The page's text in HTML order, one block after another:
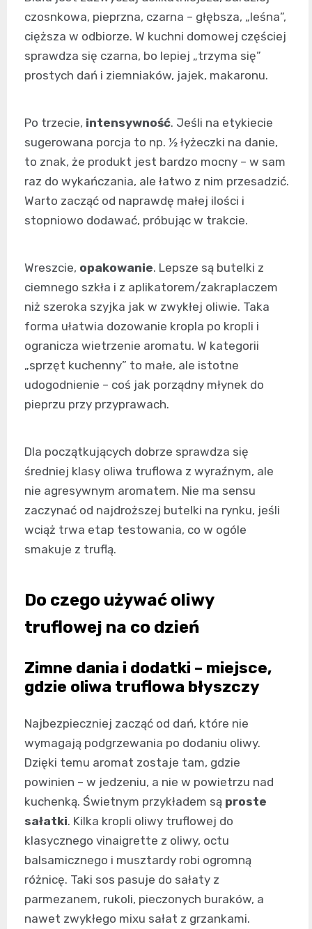
czosnkowa, pieprzna, czarna – głębsza, „leśna”,
cięższa w odbiorze. W kuchni domowej częściej
sprawdza się czarna, bo lepiej „trzyma się”
prostych dań i ziemniaków, jajek, makaronu.
Po trzecie, intensywność. Jeśli na etykiecie
sugerowana porcja to np. ½ łyżeczki na danie,
to znak, że produkt jest bardzo mocny – w sam
raz do wykańczania, ale łatwo z nim przesadzić.
Warto zacząć od naprawdę małej ilości i
stopniowo dodawać, próbując w trakcie.
Wreszcie, opakowanie. Lepsze są butelki z
ciemnego szkła i z aplikatorem/zakraplaczem
niż szeroka szyjka jak w zwykłej oliwie. Taka
forma ułatwia dozowanie kropla po kropli i
ogranicza wietrzenie aromatu. W kategorii
„sprzęt kuchenny” to małe, ale istotne
udogodnienie – coś jak porządny młynek do
pieprzu przy przyprawach.
Dla początkujących dobrze sprawdza się
średniej klasy oliwa truflowa z wyraźnym, ale
nie agresywnym aromatem. Nie ma sensu
zaczynać od najdroższej butelki na rynku, jeśli
wciąż trwa etap testowania, co w ogóle
smakuje z truflą.
Do czego używać oliwy
truflowej na co dzień
Zimne dania i dodatki – miejsce,
gdzie oliwa truflowa błyszczy
Najbezpieczniej zacząć od dań, które nie
wymagają podgrzewania po dodaniu oliwy.
Dzięki temu aromat zostaje tam, gdzie
powinien – w jedzeniu, a nie w powietrzu nad
kuchenką. Świetnym przykładem są proste
sałatki. Kilka kropli oliwy truflowej do
klasycznego vinaigrette z oliwy, octu
balsamicznego i musztardy robi ogromną
różnicę. Taki sos pasuje do sałaty z
parmezanem, rukoli, pieczonych buraków, a
nawet zwykłego mixu sałat z grzankami.